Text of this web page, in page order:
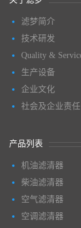
滤梦简介
技术研发
Quality &
生产设备
企业文化
社会及企业责任
产品列表
机油滤清器
柴油滤清器
空气滤清器
空调滤清器